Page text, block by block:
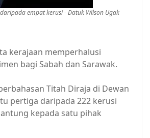
empat kerusi - Datuk Wilson Ugak
kerajaan memperhalusi
bagi Sabah dan Sarawak.
Titah Diraja di Dewan
pertiga daripada 222 kerusi
kepada satu pihak